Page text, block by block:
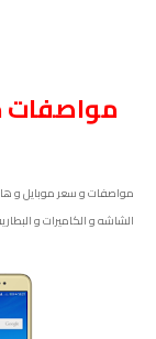
مواصفات
الشاشه و الكاميرات و